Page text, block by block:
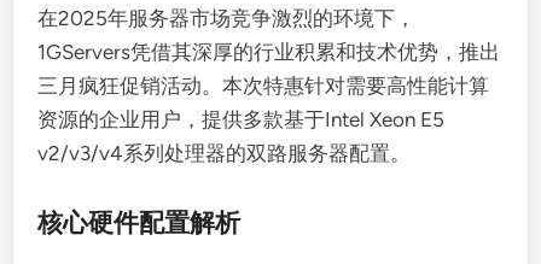
在2025年服务器市场竞争激烈的环境下，
1GServers凭借其深厚的行业积累和技术优势，推出
三月疯狂促销活动。本次特惠针对需要高性能计算
资源的企业用户，提供多款基于Intel Xeon E5
v2/v3/v4系列处理器的双路服务器配置。
核心硬件配置解析